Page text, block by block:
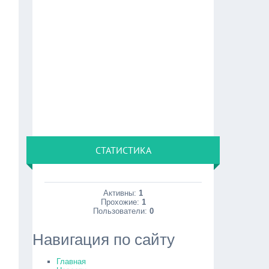
СТАТИСТИКА
Активны:1
Прохожие: 1
Пользователи: 0
Навигация по сайту
Главная